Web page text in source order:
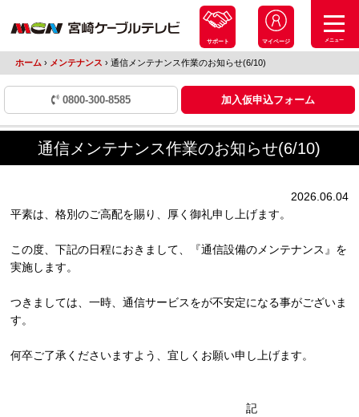
サポート マイページ メニュー
ホーム › メンテナンス ›通信メンテナンス作業のお知らせ(6/10)
0800-300-8585 加入仮申込フォーム
通信メンテナンス作業のお知らせ(6/10)
2026.06.04
平素は、格別のご高配を賜り、厚く御礼申し上げます。
この度、下記の日程におきまして、『通信設備のメンテナンス』を
実施します。
つきましては、一時、通信サービスをが不安定になる事がございま
す。
何卒ご了承くださいますよう、宜しくお願い申し上げます。
記